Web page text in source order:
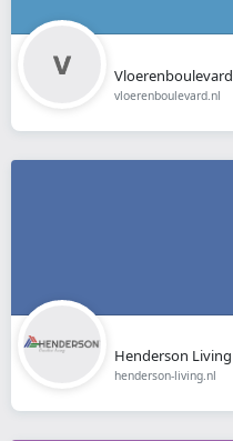
Vloerenboulevard
vloerenboulevard.nl
Henderson Living
henderson-living.nl